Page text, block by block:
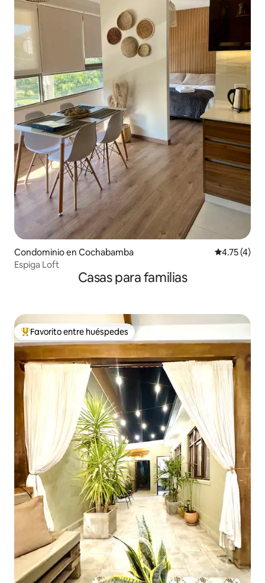
Condominio en Cochabamba Calificación
4.75 (4)
Espiga Loft
Casas para familias
De los mejores en Favorito entre huéspedes
Favorito entre huéspedes